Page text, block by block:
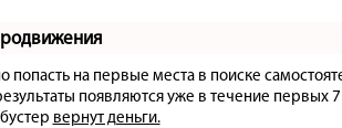
попасть на первые места в поиске
появляются уже в течение первых
вернут деньги.